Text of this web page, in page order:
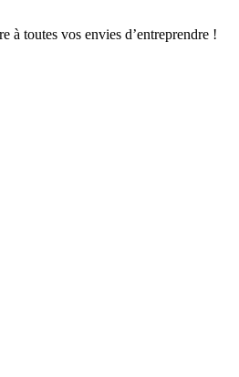
à toutes vos envies d’entreprendre !